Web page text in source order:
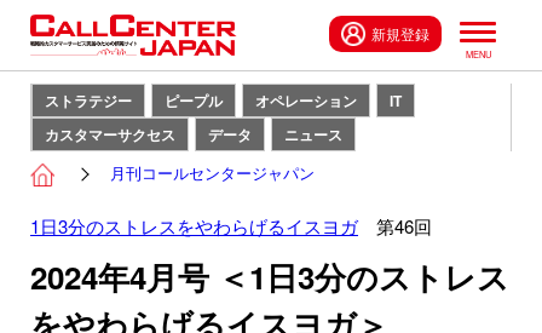
新規登録
ストラテジー ピープル オペレーション
IT
カスタマーサクセス
データ ニュース
月刊コールセンタージャパン
1日3分のストレスをやわらげるイスヨガ第46回
2024年4月号 ＜1日3分のストレス